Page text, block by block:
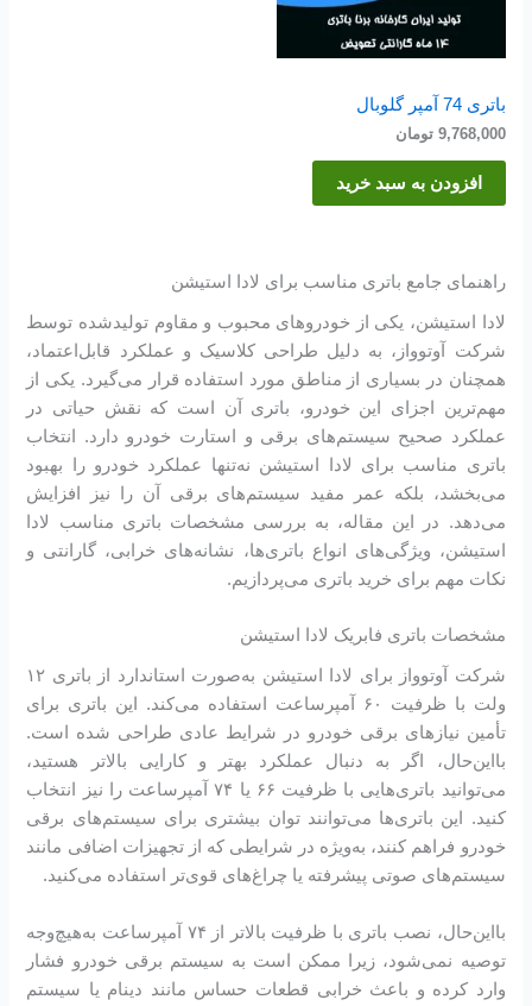
باتری 74 آمپر گلوبال
9,768,000 تومان
افزودن به سبد خرید
راهنمای جامع باتری مناسب برای لادا استیشن
لادا استیشن، یکی از خودروهای محبوب و مقاوم تولیدشده توسط
شرکت آوتوواز، به دلیل طراحی کلاسیک و عملکرد قابل‌اعتماد،
همچنان در بسیاری از مناطق مورد استفاده قرار می‌گیرد. یکی از
مهم‌ترین اجزای این خودرو، باتری آن است که نقش حیاتی در
عملکرد صحیح سیستم‌های برقی و استارت خودرو دارد. انتخاب
باتری مناسب برای لادا استیشن نه‌تنها عملکرد خودرو را بهبود
می‌بخشد، بلکه عمر مفید سیستم‌های برقی آن را نیز افزایش
می‌دهد. در این مقاله، به بررسی مشخصات باتری مناسب لادا
استیشن، ویژگی‌های انواع باتری‌ها، نشانه‌های خرابی، گارانتی و
نکات مهم برای خرید باتری می‌پردازیم.
مشخصات باتری فابریک لادا استیشن
شرکت آوتوواز برای لادا استیشن به‌صورت استاندارد از باتری ۱۲
ولت با ظرفیت ۶۰ آمپرساعت استفاده می‌کند. این باتری برای
تأمین نیازهای برقی خودرو در شرایط عادی طراحی شده است.
بااین‌حال، اگر به دنبال عملکرد بهتر و کارایی بالاتر هستید،
می‌توانید باتری‌هایی با ظرفیت ۶۶ یا ۷۴ آمپرساعت را نیز انتخاب
کنید. این باتری‌ها می‌توانند توان بیشتری برای سیستم‌های برقی
خودرو فراهم کنند، به‌ویژه در شرایطی که از تجهیزات اضافی مانند
سیستم‌های صوتی پیشرفته یا چراغ‌های قوی‌تر استفاده می‌کنید.
بااین‌حال، نصب باتری با ظرفیت بالاتر از ۷۴ آمپرساعت به‌هیچ‌وجه
توصیه نمی‌شود، زیرا ممکن است به سیستم برقی خودرو فشار
وارد کرده و باعث خرابی قطعات حساس مانند دینام یا سیستم